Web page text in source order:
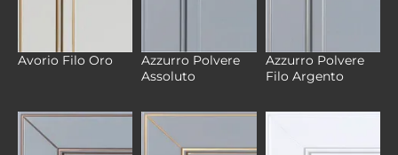
Avorio Filo Oro
Azzurro Polvere
Assoluto
Azzurro Polvere
Filo Argento